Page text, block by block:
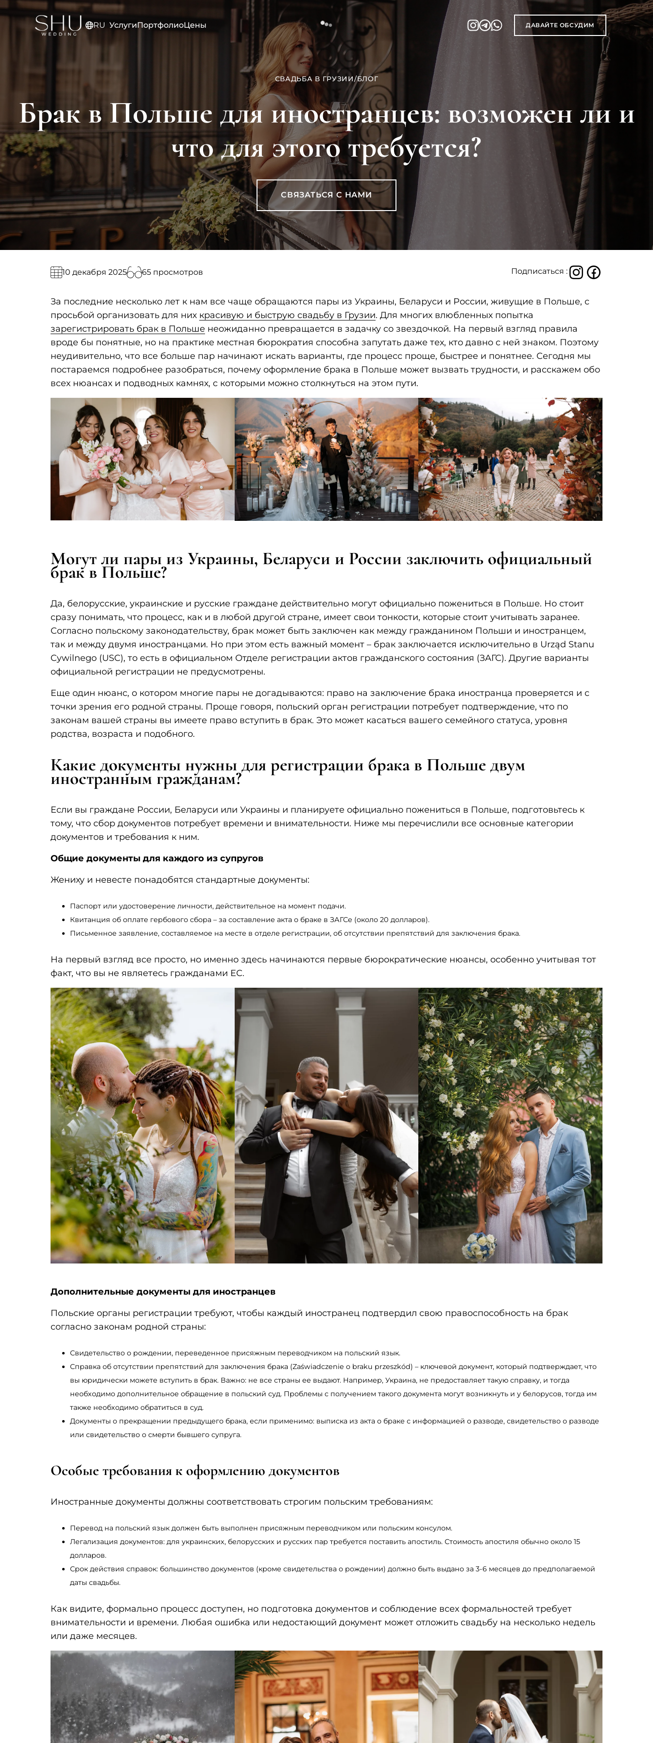
to
RU УслугиПортфолиоЦены ДАВАЙТЕ ОБСУДИМ
СВАДЬБА В ГРУЗИИ/БЛОГ
Брак в Польше для иностранцев: возможен ли и
что для этого требуется?
СВЯЗАТЬСЯ С НАМИ
10 декабря 2025 65 просмотров Подписаться :
За последние несколько лет к нам все чаще обращаются пары из Украины, Беларуси и России, живущие в Польше, с
просьбой организовать для них красивую и быструю свадьбу в Грузии. Для многих влюбленных попытка
зарегистрировать брак в Польше неожиданно превращается в задачку со звездочкой. На первый взгляд правила
вроде бы понятные, но на практике местная бюрократия способна запутать даже тех, кто давно с ней знаком. Поэтому
неудивительно, что все больше пар начинают искать варианты, где процесс проще, быстрее и понятнее. Сегодня мы
постараемся подробнее разобраться, почему оформление брака в Польше может вызвать трудности, и расскажем обо
всех нюансах и подводных камнях, с которыми можно столкнуться на этом пути.
Могут ли пары из Украины, Беларуси и России заключить официальный
брак в Польше?
Да, белорусские, украинские и русские граждане действительно могут официально пожениться в Польше. Но стоит
сразу понимать, что процесс, как и в любой другой стране, имеет свои тонкости, которые стоит учитывать заранее.
Согласно польскому законодательству, брак может быть заключен как между гражданином Польши и иностранцем,
так и между двумя иностранцами. Но при этом есть важный момент – брак заключается исключительно в Urząd Stanu
Cywilnego (USC), то есть в официальном Отделе регистрации актов гражданского состояния (ЗАГС). Другие варианты
официальной регистрации не предусмотрены.
Еще один нюанс, о котором многие пары не догадываются: право на заключение брака иностранца проверяется и с
точки зрения его родной страны. Проще говоря, польский орган регистрации потребует подтверждение, что по
законам вашей страны вы имеете право вступить в брак. Это может касаться вашего семейного статуса, уровня
родства, возраста и подобного.
Какие документы нужны для регистрации брака в Польше двум
иностранным гражданам?
Если вы граждане России, Беларуси или Украины и планируете официально пожениться в Польше, подготовьтесь к
тому, что сбор документов потребует времени и внимательности. Ниже мы перечислили все основные категории
документов и требования к ним.
Общие документы для каждого из супругов
Жениху и невесте понадобятся стандартные документы:
Паспорт или удостоверение личности, действительное на момент подачи.
Квитанция об оплате гербового сбора – за составление акта о браке в ЗАГСе (около 20 долларов).
Письменное заявление, составляемое на месте в отделе регистрации, об отсутствии препятствий для заключения брака.
На первый взгляд все просто, но именно здесь начинаются первые бюрократические нюансы, особенно учитывая тот
факт, что вы не являетесь гражданами ЕС.
Дополнительные документы для иностранцев
Польские органы регистрации требуют, чтобы каждый иностранец подтвердил свою правоспособность на брак
согласно законам родной страны:
Свидетельство о рождении, переведенное присяжным переводчиком на польский язык.
Справка об отсутствии препятствий для заключения брака (Zaświadczenie o braku przeszkód) – ключевой документ, который подтверждает, что
вы юридически можете вступить в брак. Важно: не все страны ее выдают. Например, Украина, не предоставляет такую справку, и тогда
необходимо дополнительное обращение в польский суд. Проблемы с получением такого документа могут возникнуть и у белорусов, тогда им
также необходимо обратиться в суд.
Документы о прекращении предыдущего брака, если применимо: выписка из акта о браке с информацией о разводе, свидетельство о разводе
или свидетельство о смерти бывшего супруга.
Особые требования к оформлению документов
Иностранные документы должны соответствовать строгим польским требованиям:
Перевод на польский язык должен быть выполнен присяжным переводчиком или польским консулом.
Легализация документов: для украинских, белорусских и русских пар требуется поставить апостиль. Стоимость апостиля обычно около 15
долларов.
Срок действия справок: большинство документов (кроме свидетельства о рождении) должно быть выдано за 3-6 месяцев до предполагаемой
даты свадьбы.
Как видите, формально процесс доступен, но подготовка документов и соблюдение всех формальностей требует
внимательности и времени. Любая ошибка или недостающий документ может отложить свадьбу на несколько недель
или даже месяцев.